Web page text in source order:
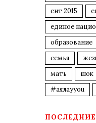
ент 2015
единое
образование
семья
мать
шок
#аялауyou